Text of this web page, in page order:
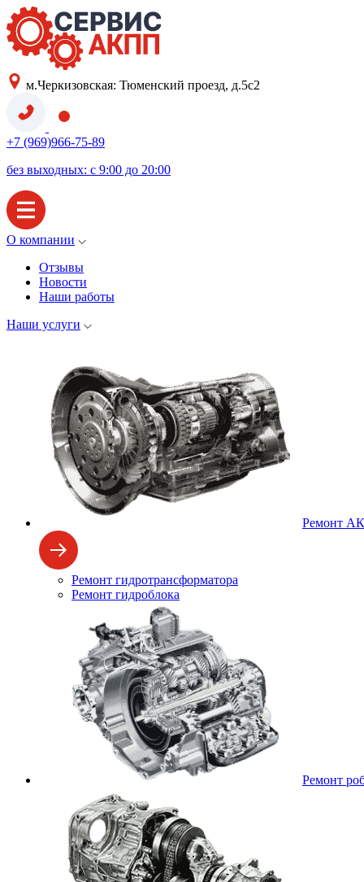
м.Черкизовская: Тюменский проезд, д.5с2
+7 (969)966-75-89
без выходных: с 9:00 до 20:00
О компании
Отзывы
Новости
Наши работы
Наши услуги
Ремонт
Ремонт гидротрансформатора
Ремонт гидроблока
Ремонт